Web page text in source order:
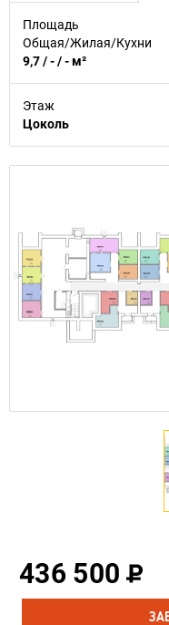
Площадь
Общая/Жилая/Кухни
9,7 / - / - м²
Этаж
Цоколь
436 500